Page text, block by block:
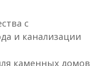
с
и канализации